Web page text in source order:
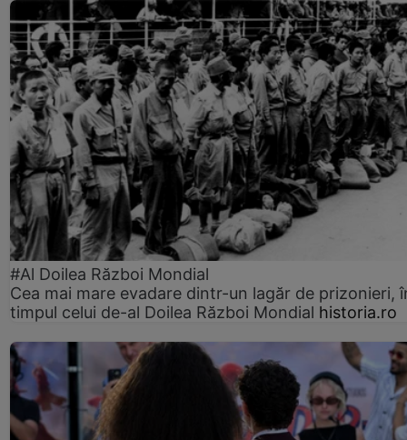
#Al Doilea Război Mondial
Cea mai mare evadare dintr-un lagăr de prizonieri,
timpul celui de-al Doilea Război Mondial historia.ro